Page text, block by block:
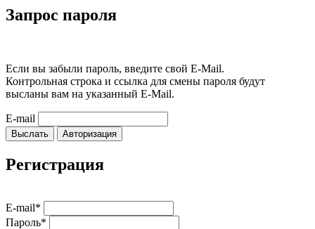
Запрос пароля
Если вы забыли пароль, введите свой E-Mail.
Контрольная строка и ссылка для смены пароля будут
высланы вам на указанный E-Mail.
E-mail
Выслать Авторизация
Регистрация
E-mail*
Пароль*